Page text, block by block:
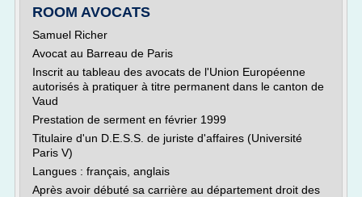
ROOM AVOCATS
Samuel Richer
Avocat au Barreau de Paris
Inscrit au tableau des avocats de l'Union Européenne
autorisés à pratiquer à titre permanent dans le canton de
Vaud
Prestation de serment en février 1999
Titulaire d'un D.E.S.S. de juriste d'affaires (Université
Paris V)
Langues : français, anglais
Après avoir débuté sa carrière au département droit des